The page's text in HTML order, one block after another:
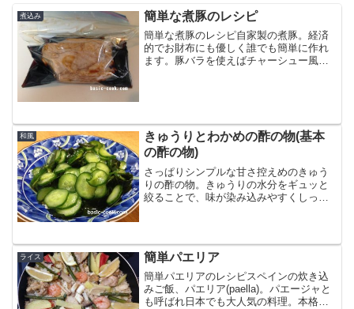
煮込み 簡単な煮豚のレシピ
簡単な煮豚のレシピ自家製の煮豚。経済
的でお財布にも優しく誰でも簡単に作れ
ます。豚バラを使えばチャーシュー風。
和風
きゅうりとわかめの酢の物(基本
の酢の物)
さっぱりシンプルな甘さ控えめのきゅう
りの酢の物。きゅうりの水分をギュッと
絞ることで、味が染み込みやすくしっか
分を絞るのにも便利です。...
ライス 簡単パエリア
簡単パエリアのレシピスペインの炊き込
みご飯、パエリア(paella)。パエージャと
も呼ばれ日本でも大人気の料理。本格的